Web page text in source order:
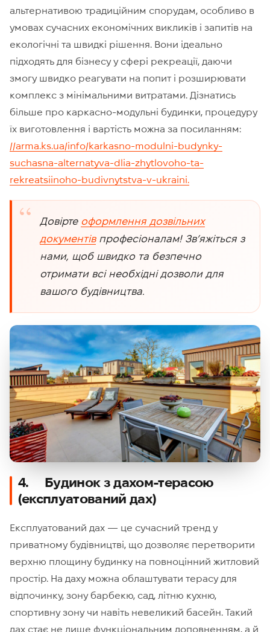
альтернативою традиційним спорудам, особливо в
умовах сучасних економічних викликів і запитів на
екологічні та швидкі рішення. Вони ідеально
підходять для бізнесу у сфері рекреації, даючи
змогу швидко реагувати на попит і розширювати
комплекс з мінімальними витратами. Дізнатись
більше про каркасно-модульні будинки, процедуру
їх виготовлення і вартість можна за посиланням:
//arma.ks.ua/info/karkasno-modulni-budynky-
suchasna-alternatyva-dlia-zhytlovoho-ta-
rekreatsiinoho-budivnytstva-v-ukraini.
Довірте оформлення дозвільних
документівпрофесіоналам! Зв’яжіться з
нами, щоб швидко та безпечно
отримати всі необхідні дозволи для
вашого будівництва.
4. Будинок з дахом-терасою
(експлуатований дах)
Експлуатований дах — це сучасний тренд у
приватному будівництві, що дозволяє перетворити
верхню площину будинку на повноцінний житловий
простір. На даху можна облаштувати терасу для
відпочинку, зону барбекю, сад, літню кухню,
спортивну зону чи навіть невеликий басейн. Такий
дах стає не лише функціональним доповненням, а й